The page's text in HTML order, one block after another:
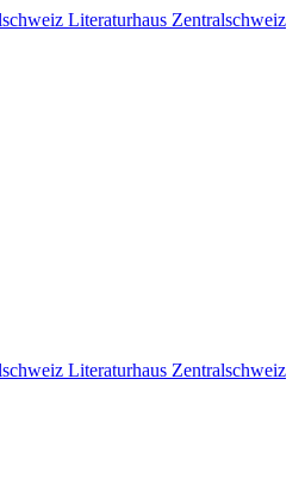
Literaturhaus Zentralschweiz
Literaturhaus Zentralschweiz